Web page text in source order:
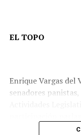
encargado de
EL TOPO
Enrique Vargas del
senadores
seguridad, justicia,